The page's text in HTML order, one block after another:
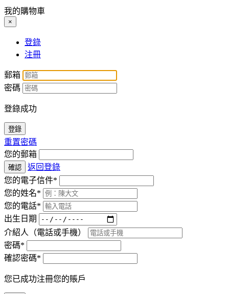
我的購物車
×
登錄
注冊
郵箱
密碼
登錄成功
登錄
重置密碼
您的郵箱
確認
返回登錄
您的電子信件*
您的姓名*
您的電話*
出生日期
介紹人（電話或手機）
密碼*
確認密碼*
您已成功注冊您的賬戶